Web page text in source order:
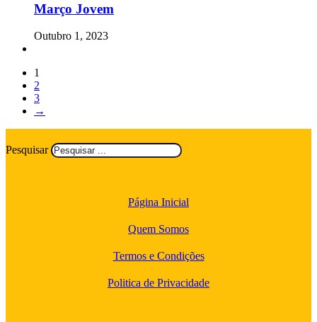
Março Jovem
Outubro 1, 2023
1
2
3
→
Pesquisar
Página Inicial
Quem Somos
Termos e Condições
Politica de Privacidade